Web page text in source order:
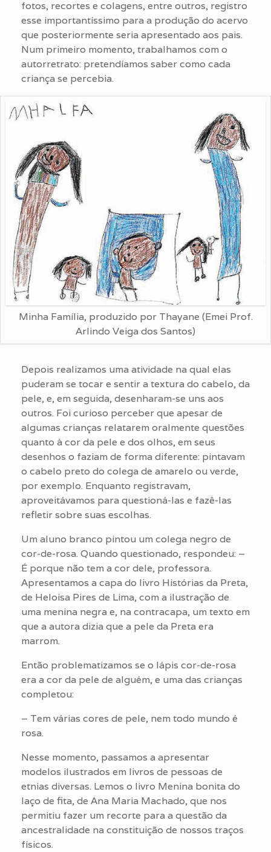
fotos, recortes e colagens, entre outros, registro
esse importantíssimo para a produção do acervo
que posteriormente seria apresentado aos pais.
Num primeiro momento, trabalhamos com o
autorretrato: pretendíamos saber como cada
criança se percebia.
Minha Família, produzido por Thayane (Emei Prof.
Arlindo Veiga dos Santos)
Depois realizamos uma atividade na qual elas
puderam se tocar e sentir a textura do cabelo, da
pele, e, em seguida, desenharam-se uns aos
outros. Foi curioso perceber que apesar de
algumas crianças relatarem oralmente questões
quanto à cor da pele e dos olhos, em seus
desenhos o faziam de forma diferente: pintavam
o cabelo preto do colega de amarelo ou verde,
por exemplo. Enquanto registravam,
aproveitávamos para questioná-las e fazê-las
refletir sobre suas escolhas.
Um aluno branco pintou um colega negro de
cor-de-rosa. Quando questionado, respondeu: –
É porque não tem a cor dele, professora.
Apresentamos a capa do livro Histórias da Preta,
de Heloisa Pires de Lima, com a ilustração de
uma menina negra e, na contracapa, um texto em
que a autora dizia que a pele da Preta era
marrom.
Então problematizamos se o lápis cor-de-rosa
era a cor da pele de alguém, e uma das crianças
completou:
– Tem várias cores de pele, nem todo mundo é
rosa.
Nesse momento, passamos a apresentar
modelos ilustrados em livros de pessoas de
etnias diversas. Lemos o livro Menina bonita do
laço de fita, de Ana Maria Machado, que nos
permitiu fazer um recorte para a questão da
ancestralidade na constituição de nossos traços
físicos.